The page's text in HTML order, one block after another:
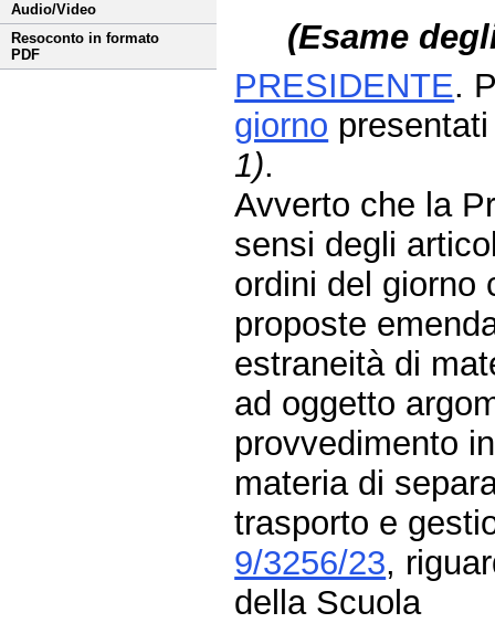
Audio/Video
Resoconto in formato
PDF
(Esame
PRESIDENTE.
giorno
1).
Avverto che la
sensi degli
ordini del giorno
proposte
estraneità di
ad oggetto
provvedimento
materia di
trasporto e
9/3256/23,
della Scuola